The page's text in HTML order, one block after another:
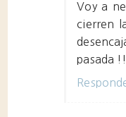
Voy a
cierren
pasada